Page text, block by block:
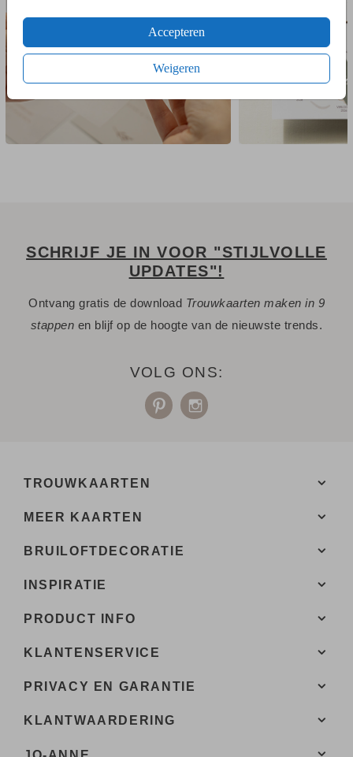
Accepteren
Weigeren
SCHRIJF JE IN VOOR "STIJLVOLLE
UPDATES"!
Ontvang gratis de download Trouwkaarten maken in 9
stappen en blijf op de hoogte van de nieuwste trends.
VOLG ONS:
TROUWKAARTEN
MEER KAARTEN
BRUILOFTDECORATIE
INSPIRATIE
PRODUCT INFO
KLANTENSERVICE
PRIVACY EN GARANTIE
KLANTWAARDERING